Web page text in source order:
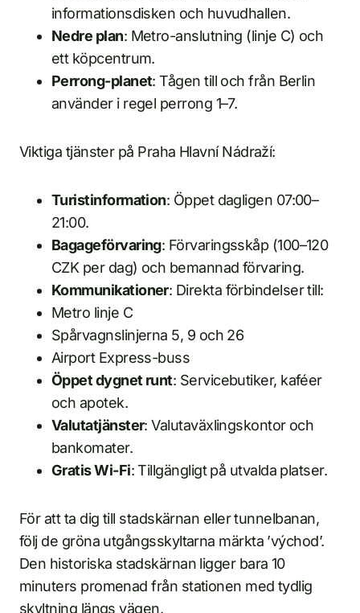
informationsdisken och huvudhallen.
Nedre plan: Metro-anslutning (linje C) och
ett köpcentrum.
Perrong-planet: Tågen till och från Berlin
använder i regel perrong 1–7.
Viktiga tjänster på Praha Hlavní Nádraží:
Turistinformation: Öppet dagligen 07:00–
21:00.
Bagageförvaring: Förvaringsskåp (100–120
CZK per dag) och bemannad förvaring.
Kommunikationer: Direkta förbindelser till:
Metro linje C
Spårvagnslinjerna 5, 9 och 26
Airport Express-buss
Öppet dygnet runt: Servicebutiker, kaféer
och apotek.
Valutatjänster: Valutaväxlingskontor och
bankomater.
Gratis Wi-Fi: Tillgängligt på utvalda platser.
För att ta dig till stadskärnan eller tunnelbanan,
följ de gröna utgångsskyltarna märkta ’východ’.
Den historiska stadskärnan ligger bara 10
minuters promenad från stationen med tydlig
skyltning längs vägen.